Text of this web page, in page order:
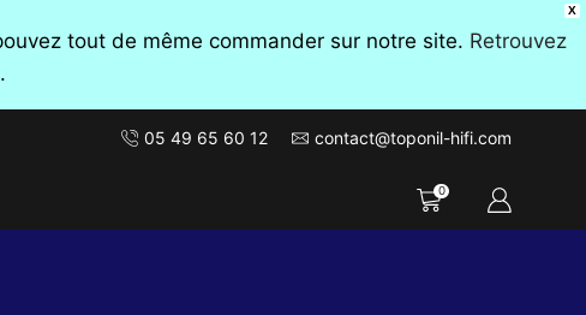
X
tout de même commander sur notre site. Retrouvez
.
05 49 65 60 12 contact@toponil-hifi.com
0